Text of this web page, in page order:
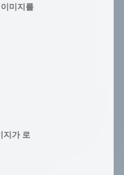
미지를
지가 로